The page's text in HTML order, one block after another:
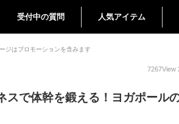
受付中の質問 人気アイテム
ジはプロモーションを含みます
7267View
スで体幹を鍛える！ヨガポール